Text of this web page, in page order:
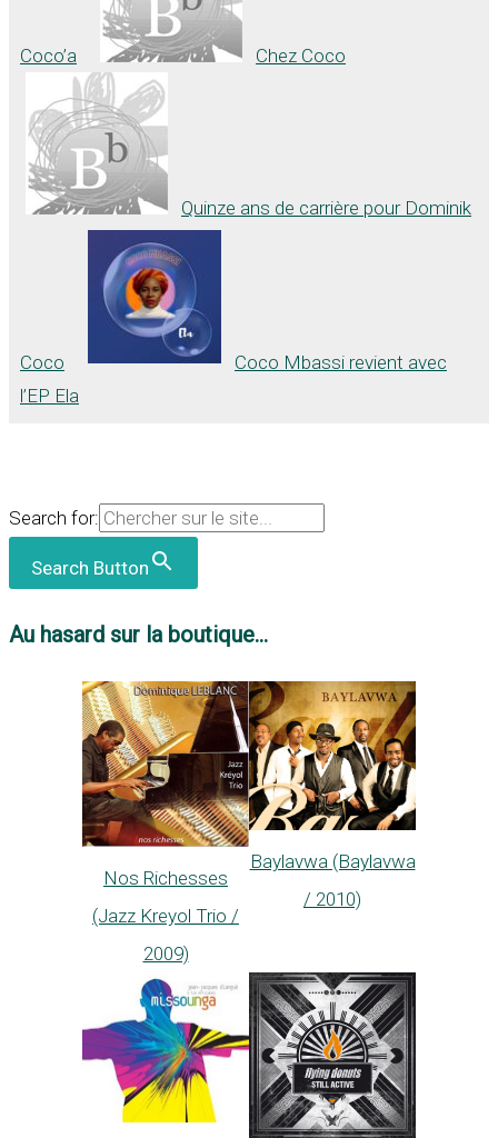
Coco’a Chez Coco
Quinze ans de carrière pour Dominik
Coco
Coco Mbassi revient avec
l’EP Ela
Search for:
Search Button
Au hasard sur la boutique...
Nos Richesses
(Jazz Kreyol Trio /
2009)
Baylavwa (Baylavwa
/ 2010)